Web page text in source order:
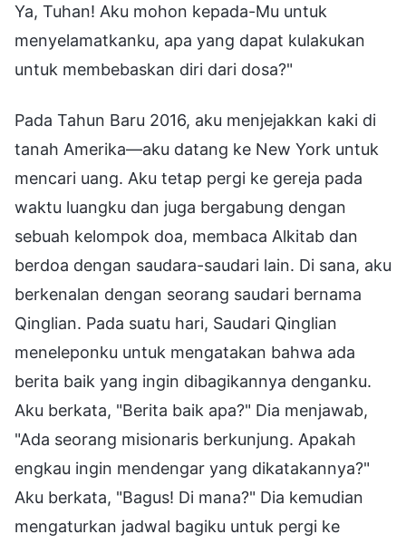
Ya, Tuhan! Aku mohon kepada-Mu untuk
menyelamatkanku, apa yang dapat kulakukan
untuk membebaskan diri dari dosa?"
Pada Tahun Baru 2016, aku menjejakkan kaki di
tanah Amerika—aku datang ke New York untuk
mencari uang. Aku tetap pergi ke gereja pada
waktu luangku dan juga bergabung dengan
sebuah kelompok doa, membaca Alkitab dan
berdoa dengan saudara-saudari lain. Di sana, aku
berkenalan dengan seorang saudari bernama
Qinglian. Pada suatu hari, Saudari Qinglian
meneleponku untuk mengatakan bahwa ada
berita baik yang ingin dibagikannya denganku.
Aku berkata, "Berita baik apa?" Dia menjawab,
"Ada seorang misionaris berkunjung. Apakah
engkau ingin mendengar yang dikatakannya?"
Aku berkata, "Bagus! Di mana?" Dia kemudian
mengaturkan jadwal bagiku untuk pergi ke